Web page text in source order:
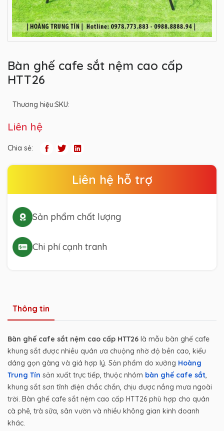
Bàn ghế cafe sắt nệm cao cấp
HTT26
Thương hiệu:SKU:
Liên hệ
Chia sẻ:
Liên hệ hỗ trợ
Sản phẩm chất lượng
Chi phí cạnh tranh
Thông tin
Bàn ghế cafe sắt nệm cao cấp HTT26 là mẫu bàn ghế cafe
khung sắt được nhiều quán ưa chuộng nhờ độ bền cao, kiểu
dáng gọn gàng và giá hợp lý. Sản phẩm do xưởng Hoàng
Trung Tín sản xuất trực tiếp, thuộc nhóm bàn ghế cafe sắt
khung sắt sơn tĩnh điện chắc chắn, chịu được nắng mưa ngoài
trời. Bàn ghế cafe sắt nệm cao cấp HTT26 phù hợp cho quán
cà phê, trà sữa, sân vườn và nhiều không gian kinh doanh
khác.